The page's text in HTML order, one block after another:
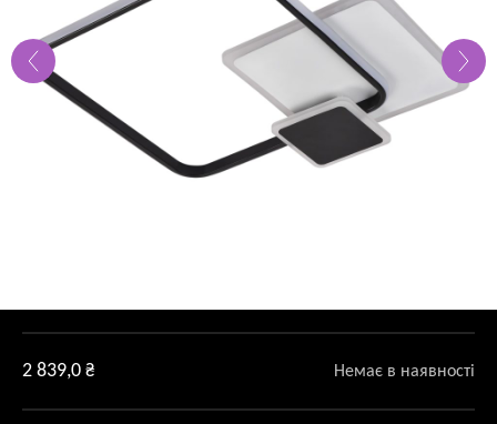
2 839,0 ₴ Немає в наявності